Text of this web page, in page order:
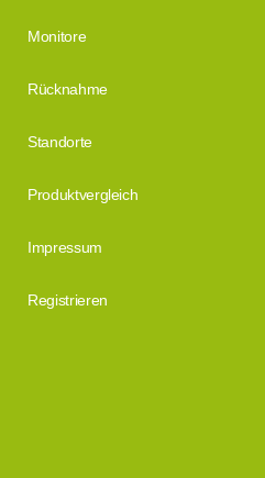
Monitore
Rücknahme
Standorte
Produktvergleich
Impressum
Registrieren